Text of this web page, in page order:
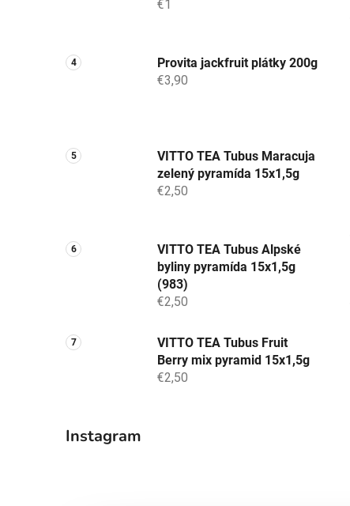
€1
Provita jackfruit plátky 200g
€3,90
VITTO TEA Tubus Maracuja
zelený pyramída 15x1,5g
€2,50
VITTO TEA Tubus Alpské
byliny pyramída 15x1,5g
(983)
€2,50
VITTO TEA Tubus Fruit
Berry mix pyramid 15x1,5g
€2,50
Instagram